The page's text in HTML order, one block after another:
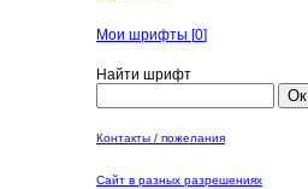
Мои шрифты [0]
Найти шрифт
Ок
Контакты / пожелания
Сайт в разных разрешениях